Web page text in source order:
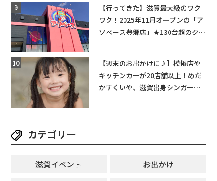
【行ってきた】滋賀最大級のワク
ワク！2025年11月オープンの「ア
ソベース豊郷店」★130台超のクレ
【週末のお出かけに♪】模擬店や
キッチンカーが20店舗以上！めだ
かすくいや、滋賀出身シンガーソ
カテゴリー
滋賀イベント
お出かけ